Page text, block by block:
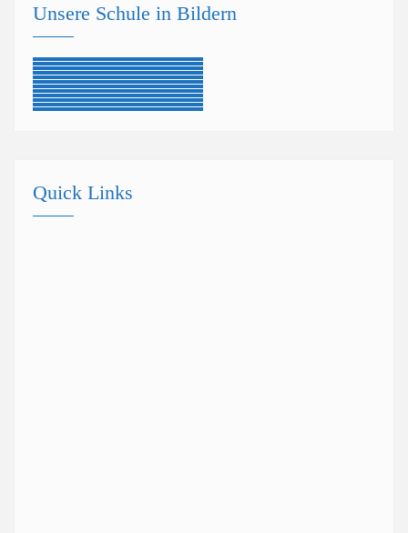
Unsere Schule in Bildern
Quick Links